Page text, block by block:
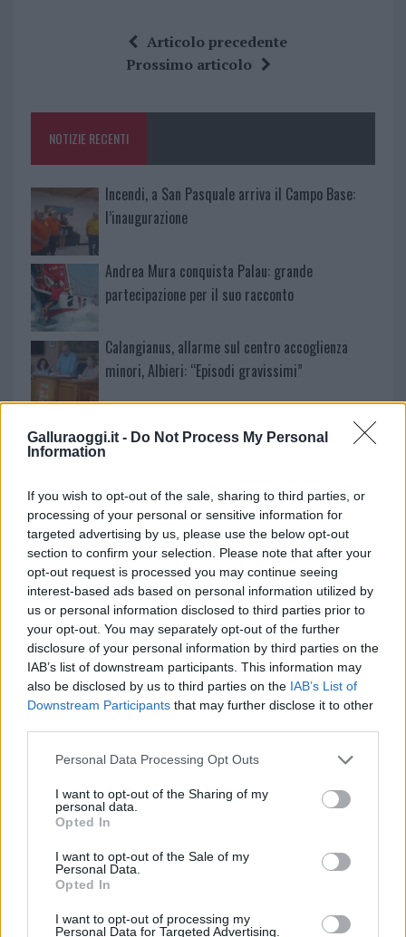
Galluraoggi.it - Do Not Process My Personal
Information
If you wish to opt-out of the sale, sharing to third parties, or
processing of your personal or sensitive information for
targeted advertising by us, please use the below opt-out
section to confirm your selection. Please note that after your
opt-out request is processed you may continue seeing
interest-based ads based on personal information utilized by
us or personal information disclosed to third parties prior to
your opt-out. You may separately opt-out of the further
disclosure of your personal information by third parties on the
IAB’s list of downstream participants. This information may
also be disclosed by us to third parties on the IAB’s List of
Downstream Participants that may further disclose it to other
Please note that this website/app uses one or more Google
not limited to your visit or usage behaviour. You may click to
grant or deny consent to Google and its third-party tags to
use your data for below specified purposes in below Google
consent section.
Personal Data Processing Opt Outs
I want to opt-out of the Sharing of my
personal data.
Opted In
I want to opt-out of the Sale of my
Personal Data.
Opted In
I want to opt-out of processing my
Personal Data for Targeted Advertising.
o
k
te
re
at
s
p
a
re
Articolo precedente
Prossimo articolo
NOTIZIE RECENTI
Incendi, a San Pasquale arriva il Campo Base:
l’inaugurazione
Andrea Mura conquista Palau: grande
partecipazione per il suo racconto
Calangianus, allarme sul centro accoglienza
minori, Albieri: “Episodi gravissimi”
Gallura, finti clienti svuotano le suite: furto da
50mila nel resort
Meteo Olbia 7 agosto, sole e caldo tornano
protagonisti
Test tunnel Olbia: rampe chiuse ancora fino a
fine agosto
Aggius conquista la classifica delle mete più
amate dell’estate 2026
NECROLOGIE